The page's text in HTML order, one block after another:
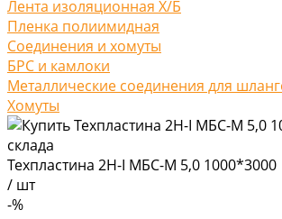
Лента изоляционная Х/Б
Пленка полиимидная
Соединения и хомуты
БРС и камлоки
Металлические соединения для
Хомуты
Техпластина 2Н-I МБС-М 5,0 1000*3000
/ шт
-%